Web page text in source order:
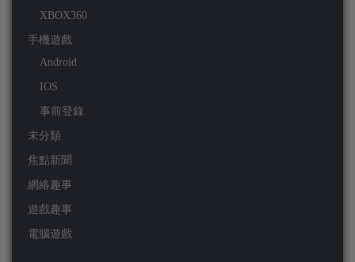
XBOX360
手機遊戲
Android
IOS
事前登錄
未分類
焦點新聞
網絡趣事
遊戲趣事
電腦遊戲